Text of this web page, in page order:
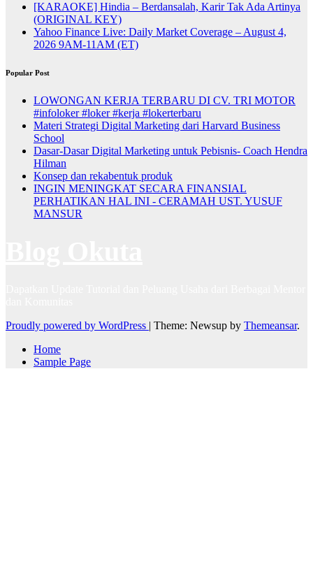
[KARAOKE] Hindia – Berdansalah, Karir Tak Ada Artinya
(ORIGINAL KEY)
Yahoo Finance Live: Daily Market Coverage – August 4,
2026 9AM-11AM (ET)
Popular Post
LOWONGAN KERJA TERBARU DI CV. TRI MOTOR
#infoloker #loker #kerja #lokerterbaru
Materi Strategi Digital Marketing dari Harvard Business
School
Dasar-Dasar Digital Marketing untuk Pebisnis- Coach Hendra
Hilman
Konsep dan rekabentuk produk
INGIN MENINGKAT SECARA FINANSIAL
PERHATIKAN HAL INI - CERAMAH UST. YUSUF
MANSUR
Proudly powered by WordPress | Theme: Newsup by Themeansar.
Home
Sample Page